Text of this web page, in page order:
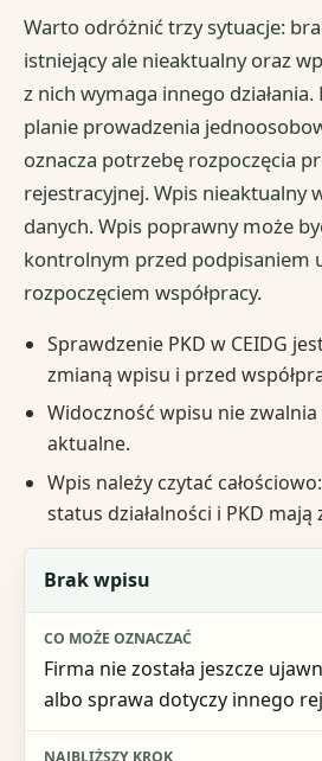
Warto odróżnić trzy sytuacje:
istniejący ale nieaktualny oraz
z nich wymaga innego
planie prowadzenia
oznacza potrzebę rozpoczęcia
rejestracyjnej. Wpis nieaktualny
danych. Wpis poprawny może
kontrolnym przed podpisaniem
rozpoczęciem współpracy.
Sprawdzenie PKD w CEIDG
zmianą wpisu i przed
Widoczność wpisu nie zwalnia
aktualne.
Wpis należy czytać
status działalności i PKD mają
Wynik sprawdzenia
Co może oznaczać
Brak wpisu
Firma nie została jeszcze
albo sprawa dotyczy innego